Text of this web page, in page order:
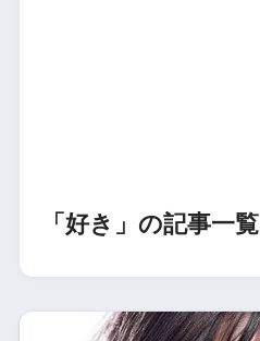
「好き」の記事一覧